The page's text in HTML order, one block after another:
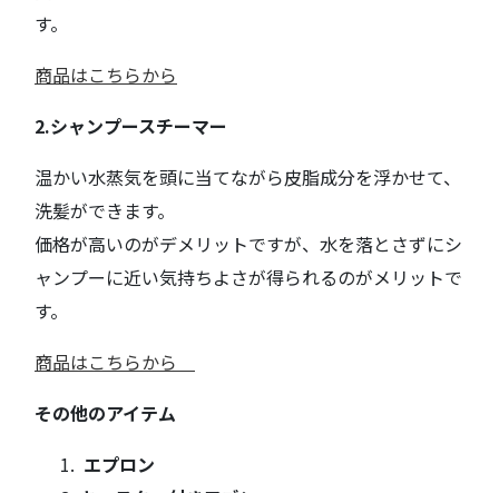
す。
商品はこちらから
2.シャンプースチーマー
温かい水蒸気を頭に当てながら皮脂成分を浮かせて、
洗髪ができます。
価格が高いのがデメリットですが、水を落とさずにシ
ャンプーに近い気持ちよさが得られるのがメリットで
す。
商品はこちらから
その他のアイテム
エプロン